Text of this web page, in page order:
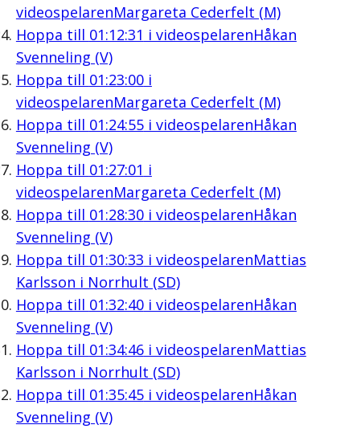
videospelarenMargareta Cederfelt (M)
Hoppa till 01:12:31 i videospelarenHåkan
Svenneling (V)
Hoppa till 01:23:00i
videospelarenMargareta Cederfelt (M)
Hoppa till 01:24:55i videospelarenHåkan
Svenneling (V)
Hoppa till 01:27:01 i
videospelarenMargareta Cederfelt (M)
Hoppa till 01:28:30i videospelarenHåkan
Svenneling (V)
Hoppa till 01:30:33 i videospelarenMattias
Karlsson i Norrhult (SD)
Hoppa till 01:32:40i videospelarenHåkan
Svenneling (V)
Hoppa till 01:34:46i videospelarenMattias
Karlsson i Norrhult (SD)
Hoppa till 01:35:45i videospelarenHåkan
Svenneling (V)